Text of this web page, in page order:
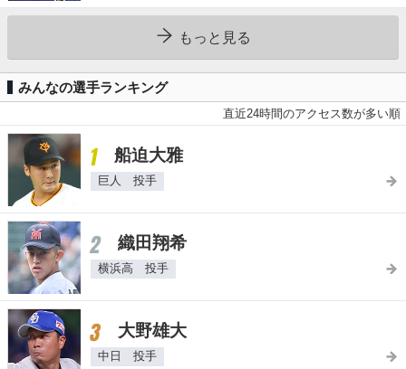
もっと見る
みんなの選手ランキング
直近24時間のアクセス数が多い順
1 船迫大雅
巨人 投手
2 織田翔希
横浜高 投手
3 大野雄大
中日 投手